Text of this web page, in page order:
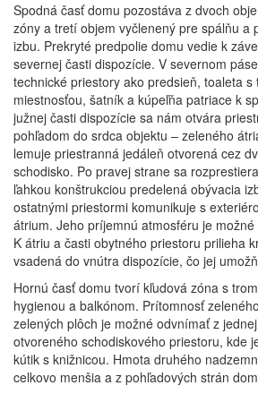
Spodná časť domu pozostáva z dvoch
zóny a tretí objem vyčlenený pre spálňu a
izbu. Prekryté predpolie domu vedie k
severnej časti dispozície. V severnom
technické priestory ako predsieň, toaleta s
miestnosťou, šatník a kúpeľňa patriace k
južnej časti dispozície sa nám otvára
pohľadom do srdca objektu – zeleného
lemuje priestranná jedáleň otvorená cez
schodisko. Po pravej strane sa
ľahkou konštrukciou predelená obývacia
ostatnými priestormi komunikuje s
átrium. Jeho príjemnú atmosféru je
K átriu a časti obytného priestoru prilieha
vsadená do vnútra dispozície, čo jej
Hornú časť domu tvorí kľudová zóna s
hygienou a balkónom. Prítomnosť
zelených plôch je možné odvnímať z
otvoreného schodiskového priestoru, kde
kútik s knižnicou. Hmota druhého
celkovo menšia a z pohľadových strán